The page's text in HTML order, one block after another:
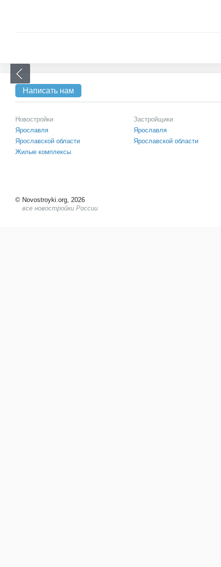
Написать нам
Новостройки
Ярославля
Ярославской области
Жилые комплексы
Застройщики
Ярославля
Ярославской области
© Novostroyki.org, 2026
все новостройки России